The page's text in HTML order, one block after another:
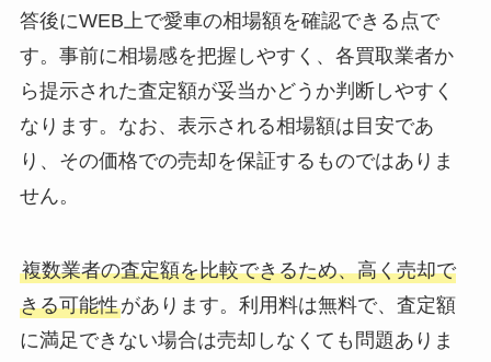
答後にWEB上で愛車の相場額を確認できる点で
す。事前に相場感を把握しやすく、各買取業者か
ら提示された査定額が妥当かどうか判断しやすく
なります。なお、表示される相場額は目安であ
り、その価格での売却を保証するものではありま
せん。
複数業者の査定額を比較できるため、高く売却で
きる可能性があります。利用料は無料で、査定額
に満足できない場合は売却しなくても問題ありま